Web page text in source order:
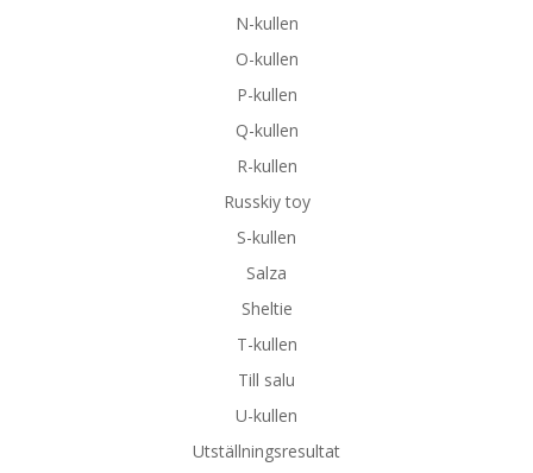
N-kullen
O-kullen
P-kullen
Q-kullen
R-kullen
Russkiy toy
S-kullen
Salza
Sheltie
T-kullen
Till salu
U-kullen
Utställningsresultat